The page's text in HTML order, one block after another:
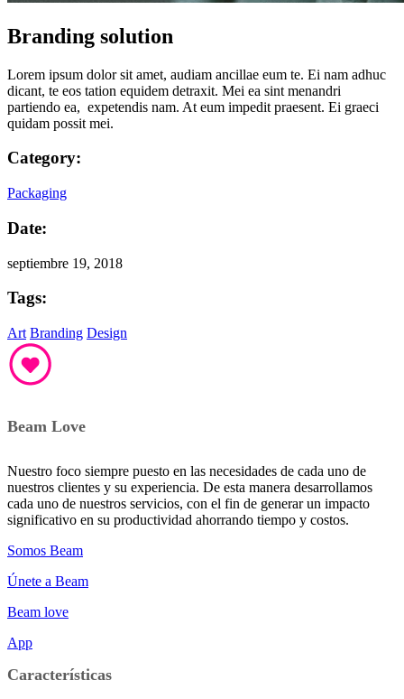
Branding solution
Lorem ipsum dolor sit amet, audiam ancillae eum te. Ei nam adhuc
dicant, te eos tation equidem detraxit. Mei ea sint menandri
partiendo ea, expetendis nam. At eum impedit praesent. Ei graeci
quidam possit mei.
Category:
Packaging
Date:
septiembre 19, 2018
Tags:
Art Branding Design
Beam Love
Nuestro foco siempre puesto en las necesidades de cada uno de
nuestros clientes y su experiencia. De esta manera desarrollamos
cada uno de nuestros servicios, con el fin de generar un impacto
significativo en su productividad ahorrando tiempo y costos.
Somos Beam
Únete a Beam
Beam love
App
Características